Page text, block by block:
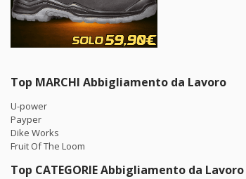
Top MARCHI Abbigliamento da Lavoro
U-power
Payper
Dike Works
Fruit Of The Loom
Top CATEGORIE Abbigliamento da Lavoro